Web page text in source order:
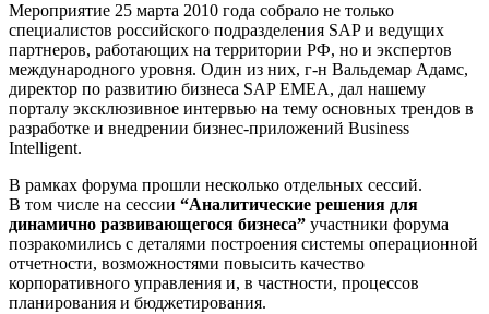
Мероприятие 25 марта 2010 года собрало не только
специалистов российского подразделения SAP и ведущих
партнеров, работающих на территории РФ, но и экспертов
международного уровня. Один из них, г-н Вальдемар Адамс,
директор по развитию бизнеса SAP EMEA, дал нашему
порталу эксклюзивное интервью на тему основных трендов в
разработке и внедрении бизнес-приложений Business
Intelligent.
В рамках форума прошли несколько отдельных сессий.
В том числе на сессии “Аналитические решения для
динамично развивающегося бизнеса” участники форума
позракомились с деталями построения системы операционной
отчетности, возможностями повысить качество
корпоративного управления и, в частности, процессов
планирования и бюджетирования.